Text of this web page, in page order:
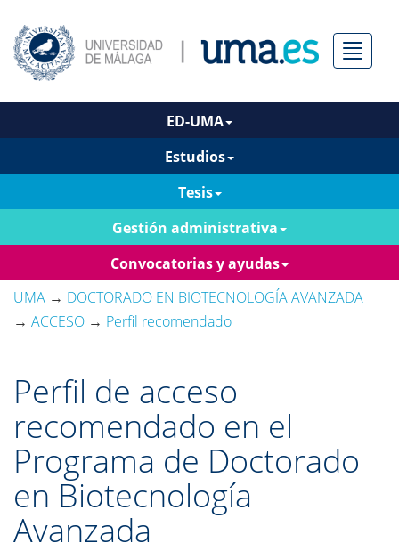
Menú
ED-UMA
Estudios
Tesis
Gestión administrativa
Convocatorias y ayudas
UMA → DOCTORADO EN BIOTECNOLOGÍA AVANZADA
→ ACCESO → Perfil recomendado
Perfil de acceso
recomendado en el
Programa de Doctorado
en Biotecnología
Avanzada